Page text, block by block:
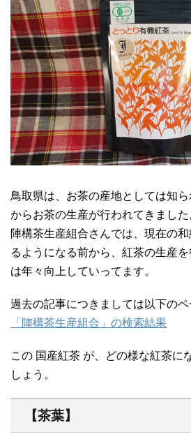
鳥取県は、お茶の産地としては知
からお茶の生産が行われてきました
陣構茶生産組合さんでは、現在の
るようになる前から、紅茶の生産
は年々向上していってます。
過去の記事につきましては以下のペ
「陣構茶生産組合」の検索結果
この 国産紅茶 が、どの様な紅茶に
しょう。
【茶葉】